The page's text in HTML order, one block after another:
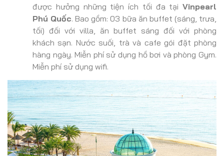
được hưởng những tiện ích tối đa tại Vinpearl
Phú Quốc. Bao gồm: 03 bữa ăn buffet (sáng, trưa,
tối) đối với villa, ăn buffet sáng đối với phòng
khách sạn. Nước suối, trà và cafe gói đặt phòng
hàng ngày. Miễn phí sử dụng hồ bơi và phòng Gym.
Miễn phí sử dụng wifi.